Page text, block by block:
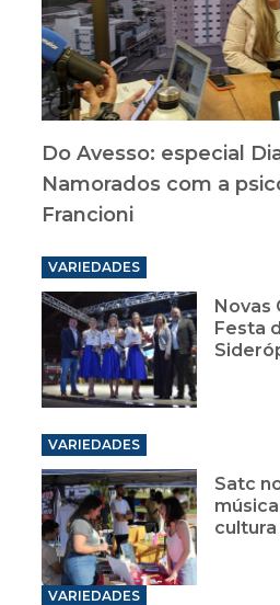
Do Avesso: especial
Namorados com a
Francioni
VARIEDADES
Novas
Festa
VARIEDADES
Satc
cultura
VARIEDADES